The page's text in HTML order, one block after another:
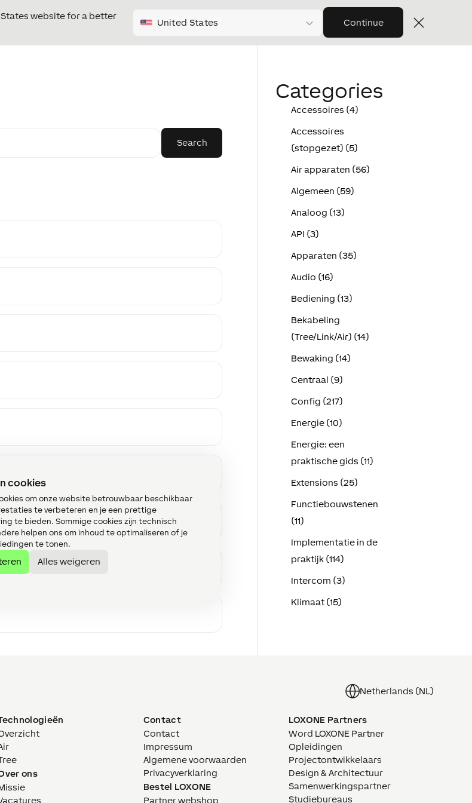
cookies
om onze website betrouwbaar beschikbaar
te verbeteren en je een prettige
te bieden. Sommige cookies zijn technisch
helpen ons om inhoud te optimaliseren of je
te tonen.
Alles weigeren
website for a better
United States Continue
Categories
Accessoires (4)
Accessoires
(stopgezet) (5)
Air apparaten (56)
Algemeen (59)
Analoog (13)
API (3)
Apparaten (35)
Audio (16)
Bediening (13)
Bekabeling
(Tree/Link/Air) (14)
Bewaking (14)
Centraal (9)
Config (217)
Energie (10)
Energie: een
praktische gids (11)
Extensions (25)
Functiebouwstenen
(11)
Implementatie in de
praktijk (114)
Intercom (3)
Klimaat (15)
Netherlands (NL)
ons
Contact
Contact
Impressum
Algemene voorwaarden
Privacyverklaring
Bestel LOXONE
Partner webshop
LOXONE Partners
Word LOXONE Partner
Opleidingen
Projectontwikkelaars
Design & Architectuur
Samenwerkingspartner
Studiebureaus